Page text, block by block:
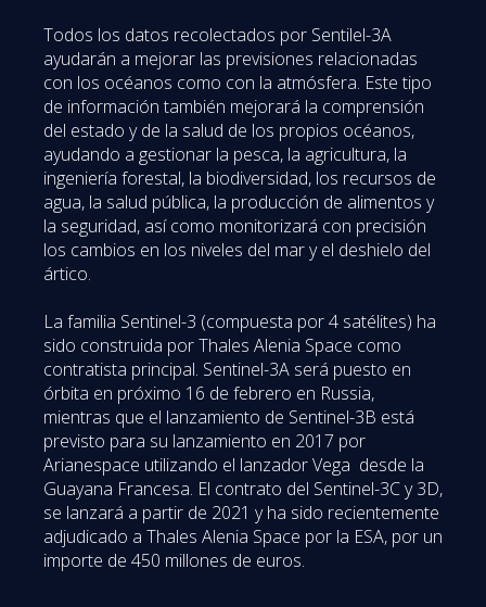
Todos los datos recolectados por Sentilel-3A
ayudarán a mejorar las previsiones relacionadas
con los océanos como con la atmósfera. Este tipo
de información también mejorará la comprensión
del estado y de la salud de los propios océanos,
ayudando a gestionar la pesca, la agricultura, la
ingeniería forestal, la biodiversidad, los recursos de
agua, la salud pública, la producción de alimentos y
la seguridad, así como monitorizará con precisión
los cambios en los niveles del mar y el deshielo del
ártico.
La familia Sentinel-3 (compuesta por 4 satélites) ha
sido construida por Thales Alenia Space como
contratista principal. Sentinel-3A será puesto en
órbita en próximo 16 de febrero en Russia,
mientras que el lanzamiento de Sentinel-3B está
previsto para su lanzamiento en 2017 por
Arianespace utilizando el lanzador Vega desde la
Guayana Francesa. El contrato del Sentinel-3C y 3D,
se lanzará a partir de 2021 y ha sido recientemente
adjudicado a Thales Alenia Space por la ESA, por un
importe de 450 millones de euros.